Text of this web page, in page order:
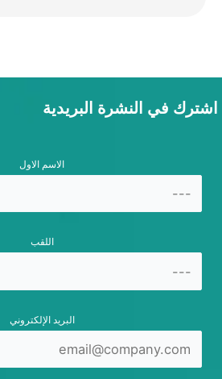
اشترك في النشرة البريدية
الاسم الاول
اللقب
البريد الإلكتروني